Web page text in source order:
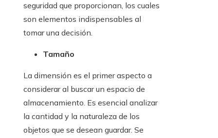
seguridad que proporcionan, los cuales
son elementos indispensables al
tomar una decisión.
Tamaño
La dimensión es el primer aspecto a
considerar al buscar un espacio de
almacenamiento. Es esencial analizar
la cantidad y la naturaleza de los
objetos que se desean guardar. Se